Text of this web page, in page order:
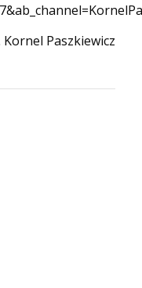
Kornel Paszkiewicz